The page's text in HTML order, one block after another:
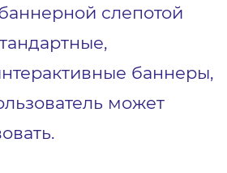
слепотой
баннеры,
может